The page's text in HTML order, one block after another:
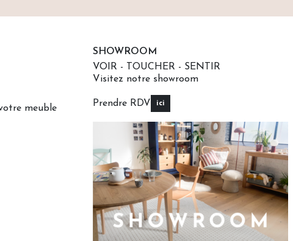
meuble
SHOWROOM
VOIR - TOUCHER - SENTIR
Visitez notre showroom
Prendre RDV ici